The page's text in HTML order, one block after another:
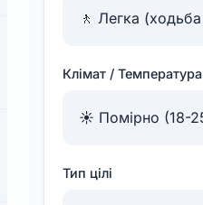
Клімат / Температура
Тип цілі